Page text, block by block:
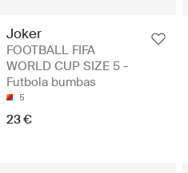
Joker
FOOTBALL FIFA
WORLD CUP SIZE 5 -
Futbola bumbas
5
23 €